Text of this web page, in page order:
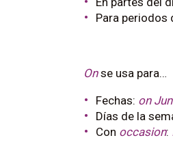
Para periodos
Onse usa para…
Fechas: on
Días de la
Con occasion: